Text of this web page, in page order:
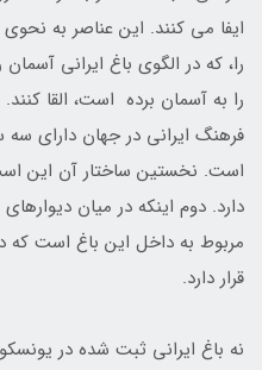
ایفا می کنند. این عناصر به
را، که در الگوی باغ ایرانی
را به آسمان برده است، القا
فرهنگ ایرانی در جهان دارای
است. نخستین ساختار آن این
دارد. دوم اینکه در میان
مربوط به داخل این باغ است که
قرار دارد.